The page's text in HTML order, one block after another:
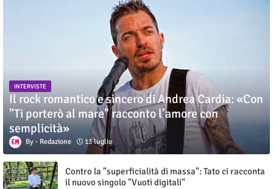
INTERVISTE
Il rock romantico e sincero di Andrea Cardia: «Con
"Ti porterò al mare" racconto l’amore con
semplicità»
Redazione 13 luglio
Contro la "superficialità di massa": Tato ci racconta
il nuovo singolo "Vuoti digitali"